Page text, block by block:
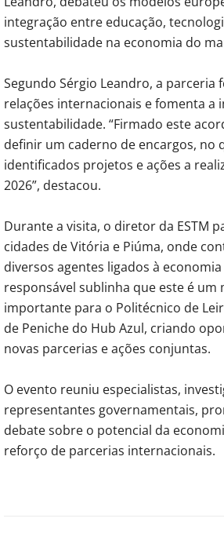
integração entre educação,
sustentabilidade na economia do
Segundo Sérgio Leandro, a parceria
relações internacionais e fomenta a
sustentabilidade. “Firmado este
definir um caderno de encargos, no
identificados projetos e ações a
2026”, destacou.
Durante a visita, o diretor da ESTM
cidades de Vitória e Piúma, onde
diversos agentes ligados à economia
responsável sublinha que este é um
importante para o Politécnico de
de Peniche do Hub Azul, criando
novas parcerias e ações conjuntas.
O evento reuniu especialistas,
representantes governamentais,
debate sobre o potencial da
reforço de parcerias internacionais.